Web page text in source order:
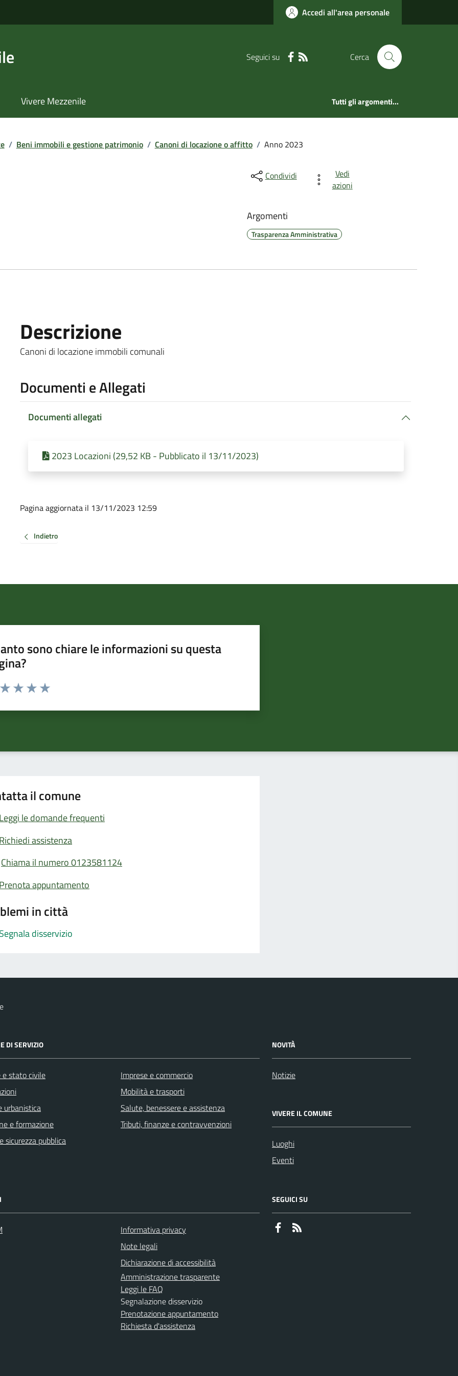
Accedi all'area personale
Seguici su Cerca
Vivere Mezzenile Tutti gli argomenti...
/ Beni immobili e gestione patrimonio / Canoni di locazione o affitto / Anno 2023
Condividi
Vedi
azioni
Argomenti
Trasparenza Amministrativa
Descrizione
Canoni di locazione immobili comunali
Documenti e Allegati
Documenti allegati
2023 Locazioni (29,52 KB - Pubblicato il 13/11/2023)
Pagina aggiornata il 13/11/2023 12:59
Indietro
sono chiare le informazioni su questa
da 1 a 5 stelle la pagina
il comune
Leggi le domande frequenti
Richiedi assistenza
Chiama il numero 0123581124
Prenota appuntamento
in città
Segnala disservizio
DI SERVIZIO
e stato civile
urbanistica
e formazione
sicurezza pubblica
Imprese e commercio
Mobilità e trasporti
Salute, benessere e assistenza
Tributi, finanze e contravvenzioni
NOVITÀ
Notizie
VIVERE IL COMUNE
Luoghi
Eventi
Informativa privacy
Note legali
Dichiarazione di accessibilità
Amministrazione trasparente
Leggi le FAQ
Segnalazione disservizio
Prenotazione appuntamento
Richiesta d'assistenza
SEGUICI SU